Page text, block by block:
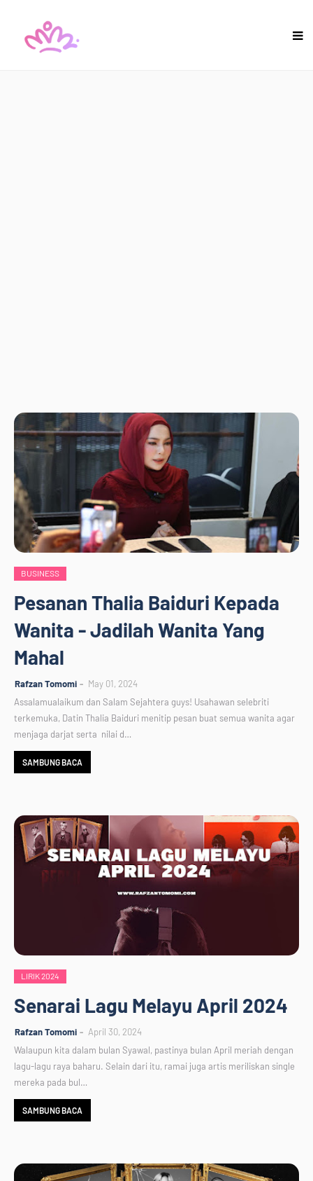
BUSINESS
Pesanan Thalia Baiduri Kepada
Wanita - Jadilah Wanita Yang
Mahal
Rafzan Tomomi
May 01, 2024
Assalamualaikum dan Salam Sejahtera guys! Usahawan selebriti
terkemuka, Datin Thalia Baiduri menitip pesan buat semua wanita agar
menjaga darjat serta nilai d…
SAMBUNG BACA
LIRIK 2024
Senarai Lagu Melayu April 2024
Rafzan Tomomi
April 30, 2024
Walaupun kita dalam bulan Syawal, pastinya bulan April meriah dengan
lagu-lagu raya baharu. Selain dari itu, ramai juga artis meriliskan single
mereka pada bul…
SAMBUNG BACA